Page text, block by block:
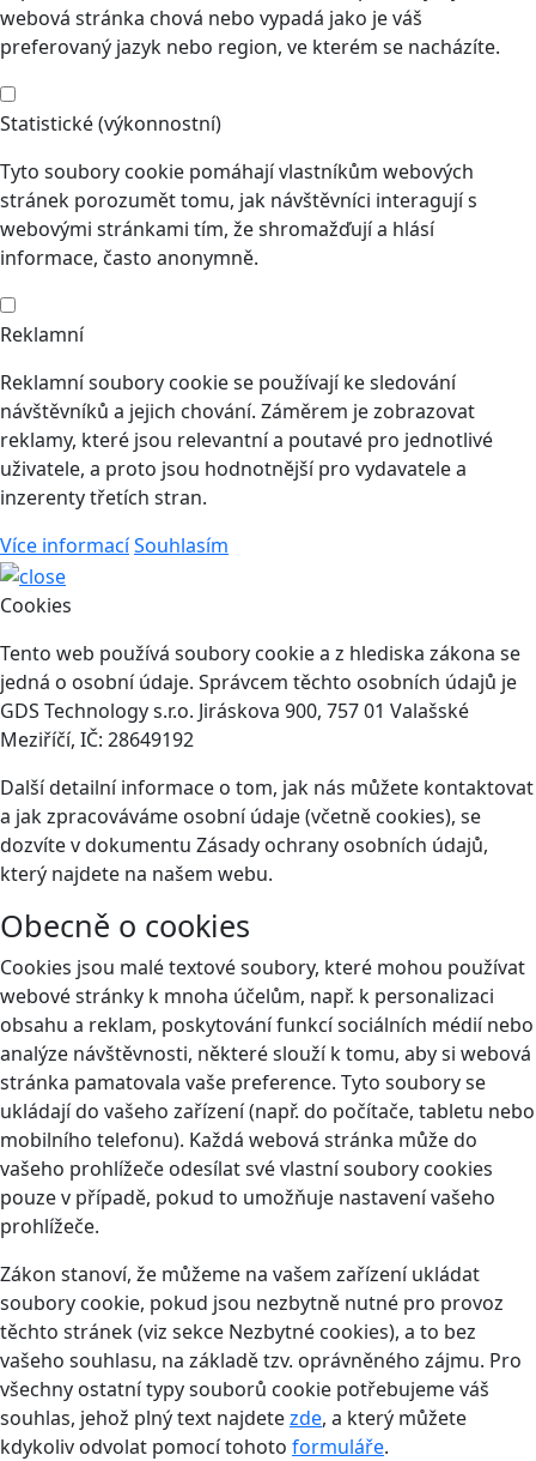
webová stránka chová nebo vypadá jako je váš
preferovaný jazyk nebo region, ve kterém se nacházíte.
Statistické (výkonnostní)
Tyto soubory cookie pomáhají vlastníkům webových
stránek porozumět tomu, jak návštěvníci interagují s
webovými stránkami tím, že shromažďují a hlásí
informace, často anonymně.
Reklamní
Reklamní soubory cookie se používají ke sledování
návštěvníků a jejich chování. Záměrem je zobrazovat
reklamy, které jsou relevantní a poutavé pro jednotlivé
uživatele, a proto jsou hodnotnější pro vydavatele a
inzerenty třetích stran.
Více informacíSouhlasím
Cookies
Tento web používá soubory cookie a z hlediska zákona se
jedná o osobní údaje. Správcem těchto osobních údajů je
GDS Technology s.r.o. Jiráskova 900, 757 01 Valašské
Meziříčí, IČ: 28649192
Další detailní informace o tom, jak nás můžete kontaktovat
a jak zpracováváme osobní údaje (včetně cookies), se
dozvíte v dokumentu Zásady ochrany osobních údajů,
který najdete na našem webu.
Obecně o cookies
Cookies jsou malé textové soubory, které mohou používat
webové stránky k mnoha účelům, např. k personalizaci
obsahu a reklam, poskytování funkcí sociálních médií nebo
analýze návštěvnosti, některé slouží k tomu, aby si webová
stránka pamatovala vaše preference. Tyto soubory se
ukládají do vašeho zařízení (např. do počítače, tabletu nebo
mobilního telefonu). Každá webová stránka může do
vašeho prohlížeče odesílat své vlastní soubory cookies
pouze v případě, pokud to umožňuje nastavení vašeho
prohlížeče.
Zákon stanoví, že můžeme na vašem zařízení ukládat
soubory cookie, pokud jsou nezbytně nutné pro provoz
těchto stránek (viz sekce Nezbytné cookies), a to bez
vašeho souhlasu, na základě tzv. oprávněného zájmu. Pro
všechny ostatní typy souborů cookie potřebujeme váš
souhlas, jehož plný text najdetezde, a který můžete
kdykoliv odvolat pomocí tohoto formuláře.